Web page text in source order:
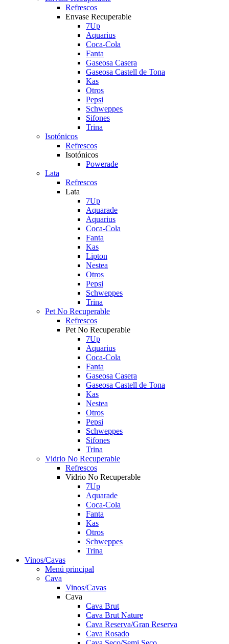
Refrescos
Envase Recuperable
7Up
Aquarius
Coca-Cola
Fanta
Gaseosa Casera
Gaseosa Castell de Tona
Kas
Otros
Pepsi
Schweppes
Sifones
Trina
Isotónicos
Refrescos
Isotónicos
Powerade
Lata
Refrescos
Lata
7Up
Aquarade
Aquarius
Coca-Cola
Fanta
Kas
Lipton
Nestea
Otros
Pepsi
Schweppes
Trina
Pet No Recuperable
Refrescos
Pet No Recuperable
7Up
Aquarius
Coca-Cola
Fanta
Gaseosa Casera
Gaseosa Castell de Tona
Kas
Nestea
Otros
Pepsi
Schweppes
Sifones
Trina
Vidrio No Recuperable
Refrescos
Vidrio No Recuperable
7Up
Aquarade
Coca-Cola
Fanta
Kas
Otros
Schweppes
Trina
Vinos/Cavas
Menú principal
Cava
Vinos/Cavas
Cava
Cava Brut
Cava Brut Nature
Cava Reserva/Gran Reserva
Cava Rosado